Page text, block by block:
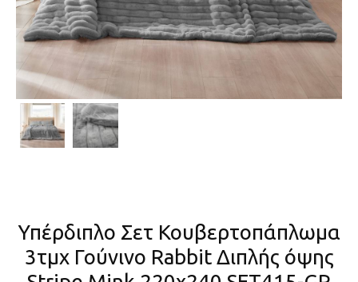
Υπέρδιπλο Σετ Κουβερτοπάπλωμα
3τμχ Γούνινο Rabbit Διπλής όψης